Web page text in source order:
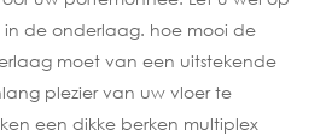
in de onderlaag. hoe mooi de
moet van een uitstekende
plezier van uw vloer te
een dikke berken multiplex